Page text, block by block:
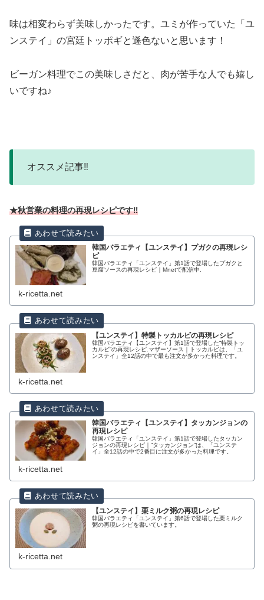
味は相変わらず美味しかったです。ユミが作っていた「ユ
ンステイ」の宮廷トッポギと遜色ないと思います！
ビーガン料理でこの美味しさだと、肉が苦手な人でも嬉し
いですね♪
オススメ記事‼︎
★秋営業の料理の再現レシピです‼︎
韓国バラエティ【ユンステイ】プガクの再現レシ
ピ
韓国バラエティ「ユンステイ」第1話で登場したプガクと
豆腐ソースの再現レシピ｜Mnetで配信中.
k-ricetta.net
【ユンステイ】特製トッカルビの再現レシピ
韓国バラエティ【ユンステイ】第1話で登場した“特製トッ
カルビ”の再現レシピ.マザーソース｜トッカルビは、「ユ
ンステイ」全12話の中で最も注文が多かった料理です。
k-ricetta.net
韓国バラエティ【ユンステイ】タッカンジョンの
再現レシピ
韓国バラエティ「ユンステイ」第1話で登場したタッカン
ジョンの再現レシピ｜“タッカンジョン”は、「ユンステ
イ」全12話の中で2番目に注文が多かった料理です。
k-ricetta.net
【ユンステイ】栗ミルク粥の再現レシピ
韓国バラエティ「ユンステイ」第6話で登場した栗ミルク
粥の再現レシピを書いています。
k-ricetta.net